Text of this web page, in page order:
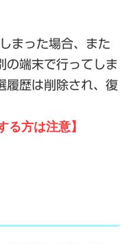
まった場合、また
の端末で行ってしま
履歴は削除され、復
る方は注意】